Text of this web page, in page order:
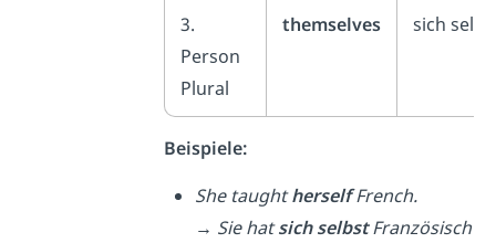
3.
Person
Plural
themselves sich
Beispiele:
She taughtherselfFrench.
→ Sie hatsich selbstFranzösisch